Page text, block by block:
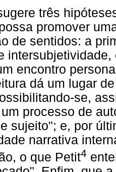
três
promover
de sentidos: a
encontro
dá um lugar
se,
processo de
sujeito"; e, por
narrativa
o que Petit4